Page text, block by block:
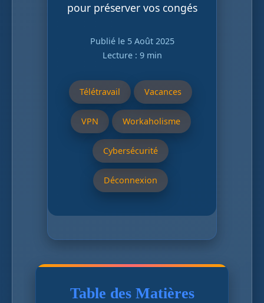
pour préserver vos congés
Publié le 5 Août 2025
Lecture : 9 min
Télétravail Vacances
VPN Workaholisme
Cybersécurité
Déconnexion
Table des Matières